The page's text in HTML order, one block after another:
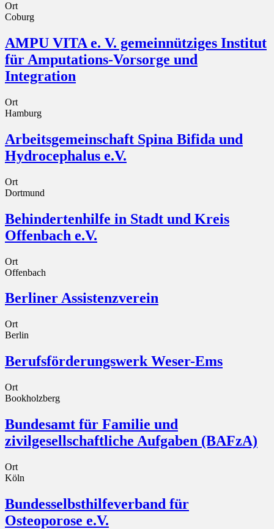
Ort
Coburg
AMPU VITA e. V. gemeinnütziges Institut
für Amputations-Vorsorge und
Integration
Ort
Hamburg
Arbeitsgemeinschaft Spina Bifida und
Hydrocephalus e.V.
Ort
Dortmund
Behindertenhilfe in Stadt und Kreis
Offenbach e.V.
Ort
Offenbach
Berliner Assistenzverein
Ort
Berlin
Berufsförderungswerk Weser-Ems
Ort
Bookholzberg
Bundesamt für Familie und
zivilgesellschaftliche Aufgaben (BAFzA)
Ort
Köln
Bundesselbsthilfeverband für
Osteoporose e.V.